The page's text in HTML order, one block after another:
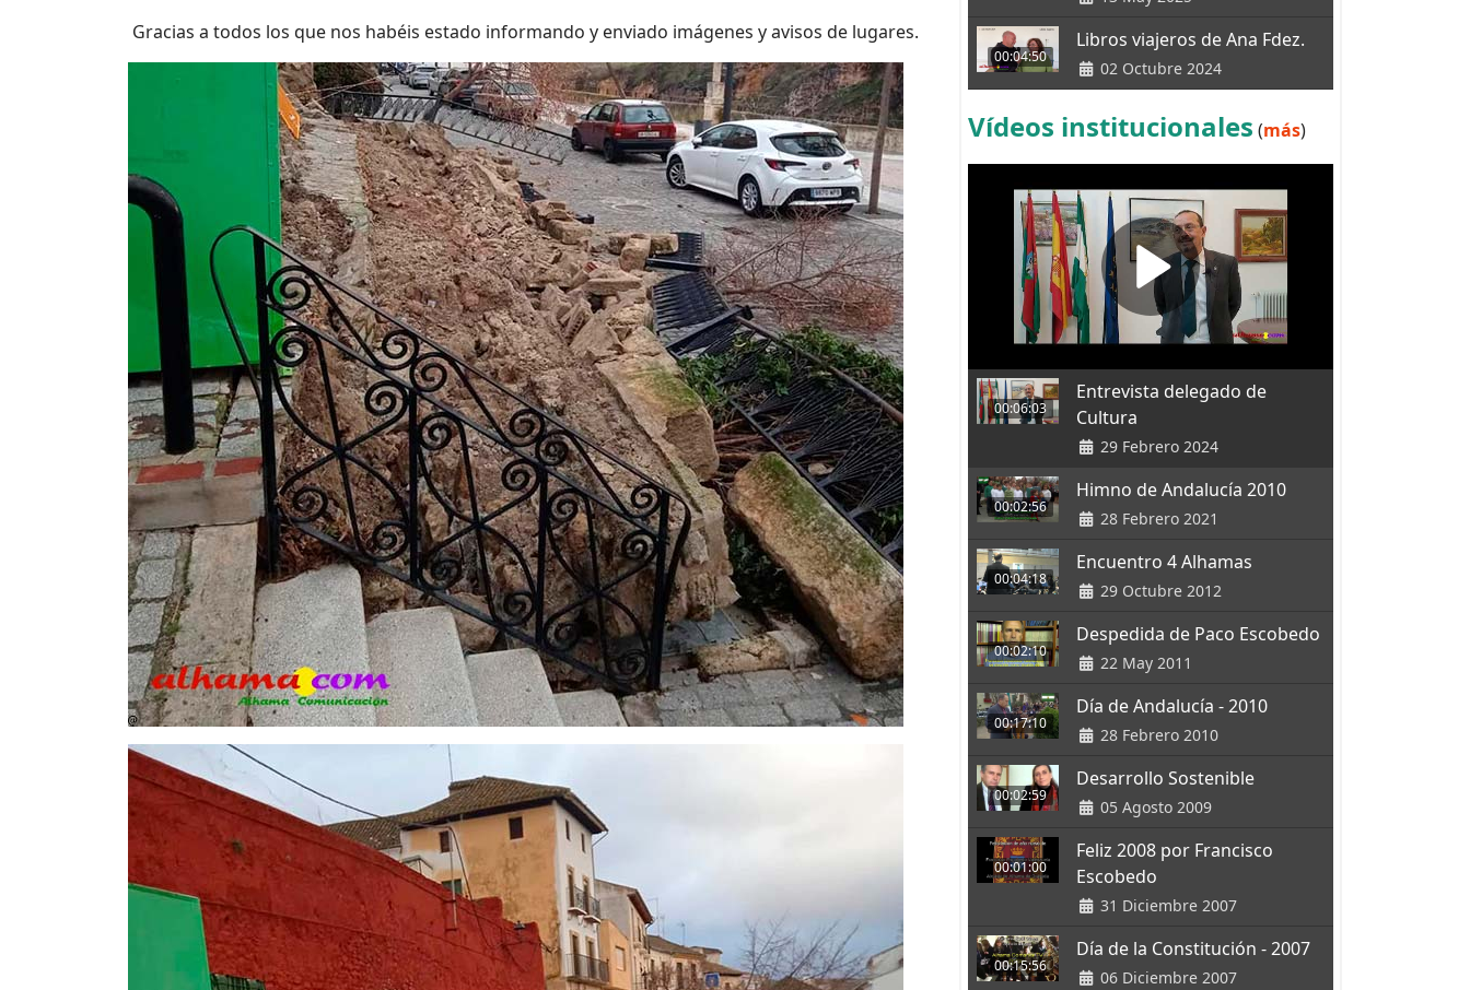
Gracias a todos los que nos habéis estado informando y enviado imágenes y avisos de lugares.
00:04:50
Libros viajeros de Ana Fdez.
02 Octubre 2024
Vídeos institucionales (más)
00:06:03
Entrevista delegado de
Cultura
29 Febrero 2024
00:02:56
Himno de Andalucía 2010
28 Febrero 2021
00:04:18
Encuentro 4 Alhamas
29 Octubre 2012
00:02:10
Despedida de Paco Escobedo
22 May 2011
00:17:10
Día de Andalucía - 2010
28 Febrero 2010
00:02:59
Desarrollo Sostenible
05 Agosto 2009
00:01:00
Feliz 2008 por Francisco
Escobedo
31 Diciembre 2007
00:15:56
Día de la Constitución - 2007
06 Diciembre 2007